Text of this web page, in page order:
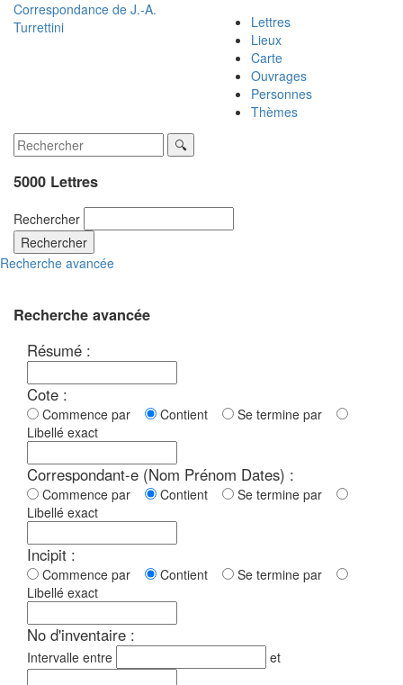
Correspondance de J.-A.
Turrettini
Lettres
Lieux
Carte
Ouvrages
Personnes
Thèmes
5000 Lettres
Rechercher
Rechercher
Recherche avancée
Recherche avancée
Résumé :
Cote :
Commence par Contient
Se termine par
Libellé exact
Correspondant-e (Nom Prénom Dates) :
Commence par Contient
Se termine par
Libellé exact
Incipit :
Commence par Contient
Se termine par
Libellé exact
No d'inventaire :
Intervalle entre et